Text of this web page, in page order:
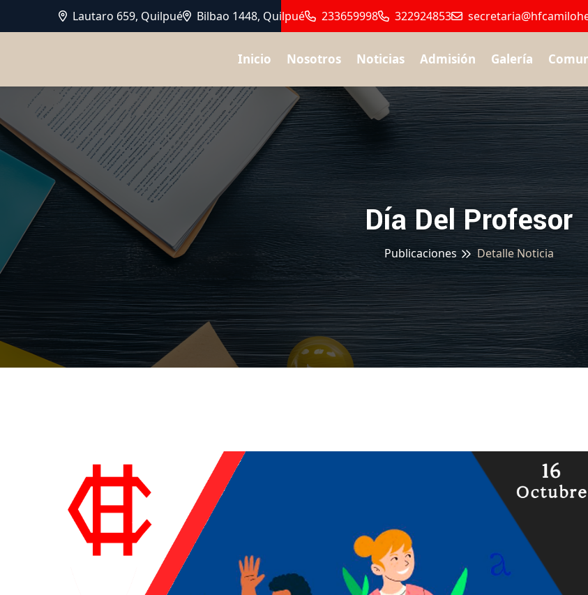
Lautaro 659, Quilpué Bilbao 1448, Quilpué 233659998 322924853
Inicio Nosotros Noticias Admisión Galería
Día Del Profesor
Publicaciones Detalle Noticia